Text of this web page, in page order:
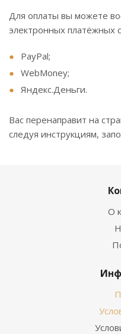
Для оплаты вы можете
электронных платёжных
PayPal;
WebMoney;
Яндекс.Деньги.
Вас перенаправит на
следуя инструкциям,
О